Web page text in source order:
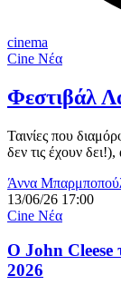
cinema
Cine Νέα
Φεστιβάλ
Ταινίες που
δεν τις έχουν
Άννα
13/06/26 17:00
Cine Νέα
O John
2026